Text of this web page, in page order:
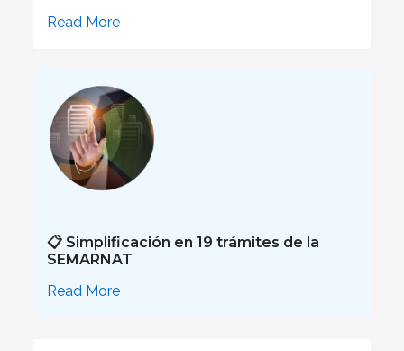
Read More
📋 Simplificación en 19 trámites de la
SEMARNAT
Read More